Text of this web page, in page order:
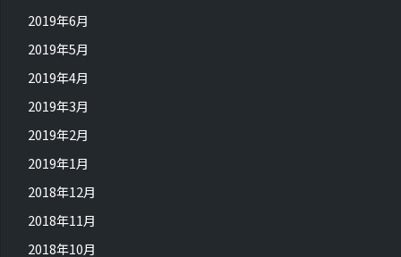
2019年6月
2019年5月
2019年4月
2019年3月
2019年2月
2019年1月
2018年12月
2018年11月
2018年10月